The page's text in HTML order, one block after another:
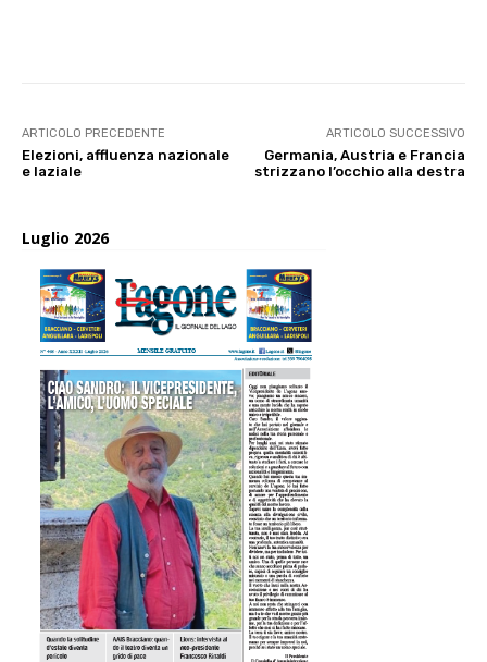
ARTICOLO PRECEDENTE
Elezioni, affluenza nazionale
e laziale
ARTICOLO SUCCESSIVO
Germania, Austria e Francia
strizzano l’occhio alla destra
Luglio 2026